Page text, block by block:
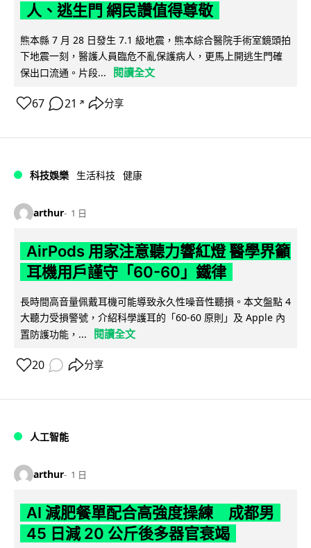
人、逃生門 網民讚值得尊敬
熊本縣 7 月 28 日發生 7.1 級地震，熊本綜合醫院手術室鏡頭拍
下地震一刻，醫護人員臨危不亂保護病人，更馬上開逃生門確
保出口流通。片段...
閱讀全文
67 21 ↗ 分享
科技娛樂 生活科技 健康
arthur 1 日
AirPods 用家注意聽力響紅燈 醫學界籲
耳機用戶謹守「60-60」鐵律
長時間高音量佩戴耳機可能導致永久性噪音性聽損。本文盤點 4
大聽力受損警號，介紹科學護耳的「60-60 原則」及 Apple 內
置防護功能，...
閱讀全文
20 分享
人工智能
arthur 1 日
AI 減肥餐單配合高強度操練 成都男
45 日減 20 公斤後多器官衰竭